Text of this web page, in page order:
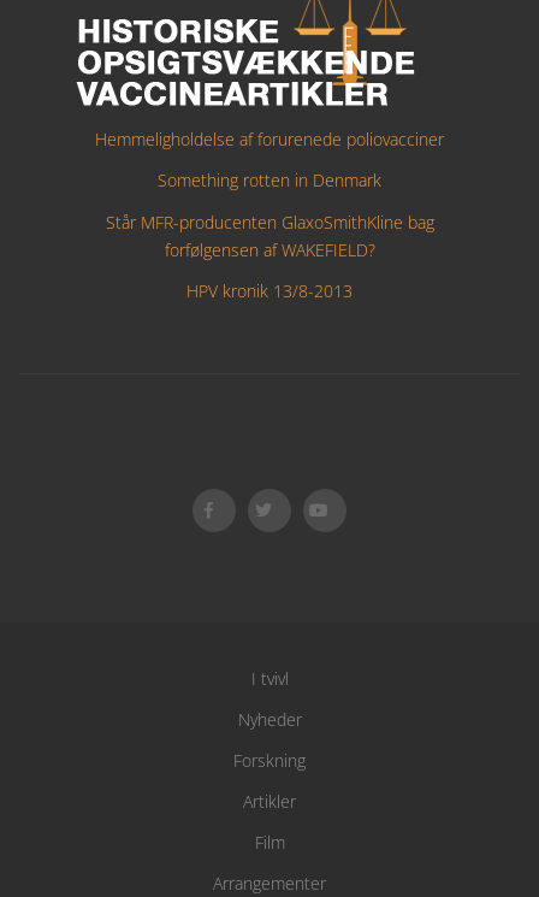
Hemmeligholdelse af forurenede poliovacciner
Something rotten in Denmark
Står MFR-producenten GlaxoSmithKline bag
forfølgensen af WAKEFIELD?
HPV kronik 13/8-2013
I tvivl
Nyheder
Forskning
Artikler
Film
Arrangementer